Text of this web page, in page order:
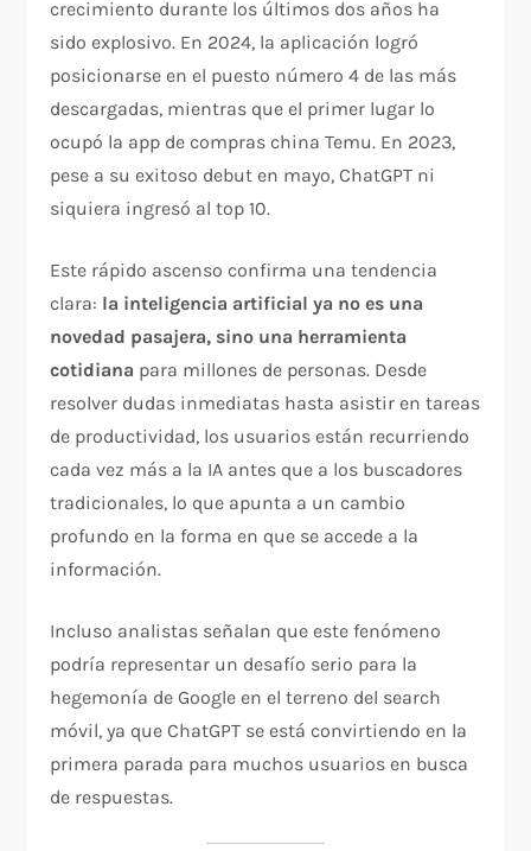
crecimiento durante los últimos dos años ha
sido explosivo. En 2024, la aplicación logró
posicionarse en el puesto número 4 de las más
descargadas, mientras que el primer lugar lo
ocupó la app de compras china Temu. En 2023,
pese a su exitoso debut en mayo, ChatGPT ni
siquiera ingresó al top 10.
Este rápido ascenso confirma una tendencia
clara: la inteligencia artificial ya no es una
novedad pasajera, sino una herramienta
cotidiana para millones de personas. Desde
resolver dudas inmediatas hasta asistir en tareas
de productividad, los usuarios están recurriendo
cada vez más a la IA antes que a los buscadores
tradicionales, lo que apunta a un cambio
profundo en la forma en que se accede a la
información.
Incluso analistas señalan que este fenómeno
podría representar un desafío serio para la
hegemonía de Google en el terreno del search
móvil, ya que ChatGPT se está convirtiendo en la
primera parada para muchos usuarios en busca
de respuestas.